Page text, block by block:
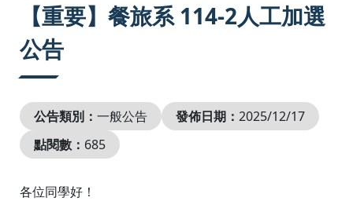
【重要】餐旅系 114-2人工加選
公告
公告類別： 一般公告 發佈日期： 2025/12/17
點閱數： 685
各位同學好！